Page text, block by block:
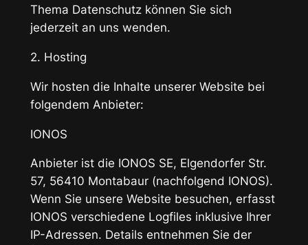
Thema Datenschutz können Sie sich
jederzeit an uns wenden.
2. Hosting
Wir hosten die Inhalte unserer Website bei
folgendem Anbieter:
IONOS
Anbieter ist die IONOS SE, Elgendorfer Str.
57, 56410 Montabaur (nachfolgend IONOS).
Wenn Sie unsere Website besuchen, erfasst
IONOS verschiedene Logfiles inklusive Ihrer
IP-Adressen. Details entnehmen Sie der